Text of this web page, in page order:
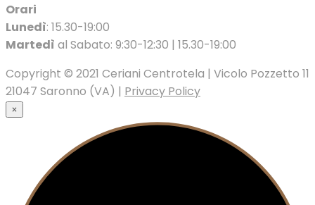
Orari
Lunedì: 15.30-19:00
Martedì al Sabato: 9:30-12:30 | 15.30-19:00
Copyright © 2021 Ceriani Centrotela | Vicolo Pozzetto 11
21047 Saronno (VA) | Privacy Policy
×